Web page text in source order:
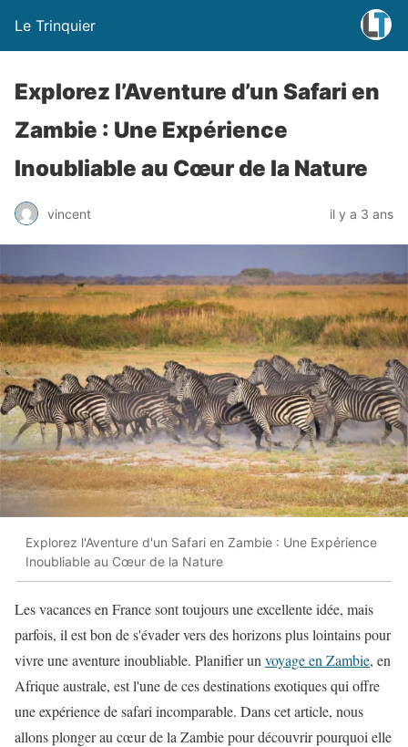
Le Trinquier
Explorez l’Aventure d’un Safari en
Zambie : Une Expérience
Inoubliable au Cœur de la Nature
vincent il y a 3 ans
Explorez l'Aventure d'un Safari en Zambie : Une Expérience
Inoubliable au Cœur de la Nature
Les vacances en France sont toujours une excellente idée, mais
parfois, il est bon de s'évader vers des horizons plus lointains pour
vivre une aventure inoubliable. Planifier un voyage en Zambie, en
Afrique australe, est l'une de ces destinations exotiques qui offre
une expérience de safari incomparable. Dans cet article, nous
allons plonger au cœur de la Zambie pour découvrir pourquoi elle